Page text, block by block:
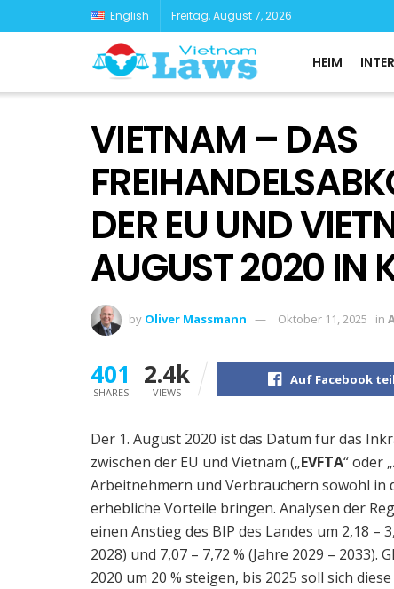
English Freitag, August 7, 2026
HEIM
VIETNAM – DAS
DER EU UND
AUGUST 2020 IN
by Oliver Massmann Oktober 11, 2025 in
401
SHARES
2.4k
VIEWS
Auf Facebook
Der 1. August 2020 ist das Datum für das
zwischen der EU und Vietnam („EVFTA“ oder „
Arbeitnehmern und Verbrauchern sowohl in
erhebliche Vorteile bringen. Analysen der
einen Anstieg des BIP des Landes um 2,18 –
2028) und 7,07 – 7,72 % (Jahre 2029 –
2020 um 20 % steigen, bis 2025 soll sich